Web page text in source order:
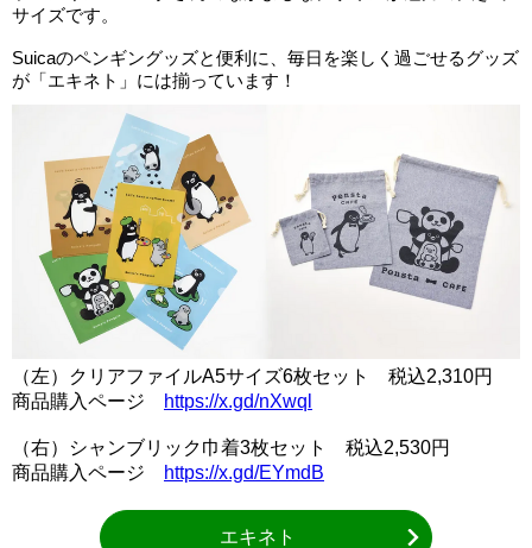
サイズです。
Suicaのペンギングッズと便利に、毎日を楽しく過ごせるグッズ
が「エキネト」には揃っています！
（左）クリアファイルA5サイズ6枚セット 税込2,310円
商品購入ページ
https://x.gd/nXwql
（右）シャンブリック巾着3枚セット 税込2,530円
商品購入ページ
https://x.gd/EYmdB
エキネト